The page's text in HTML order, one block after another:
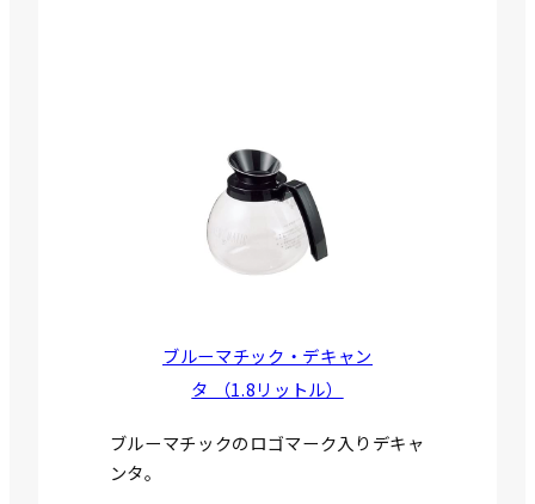
ブルーマチック・デキャン
タ （1.8リットル）
ブルーマチックのロゴマーク入りデキャ
ンタ。